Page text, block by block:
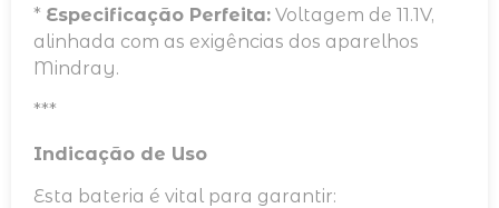
* Especificação Perfeita: Voltagem de 11.1V,
alinhada com as exigências dos aparelhos
Mindray.
***
Indicação de Uso
Esta bateria é vital para garantir: